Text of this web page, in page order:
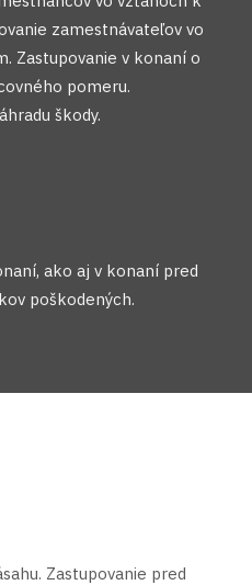
zamestnávateľov vo
Zastupovanie v konaní o
pomeru.
škody.
ako aj v konaní pred
poškodených.
Zastupovanie pred